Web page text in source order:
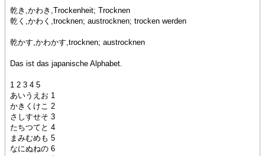
乾き,かわき,Trockenheit; Trocknen
乾く,かわく,trocknen; austrocknen; trocken werden
乾かす,かわかす,trocknen; austrocknen
Das ist das japanische Alphabet.
1 2 3 4 5
あいうえお 1
かきくけこ 2
さしすせそ 3
たちつてと 4
まみむめも 5
なにぬねの 6